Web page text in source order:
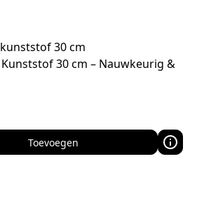
30 cm
30 cm – Nauwkeurig &
Toevoegen